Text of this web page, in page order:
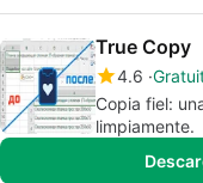
True Copy
4.6
Copia fiel:
limpiamente.